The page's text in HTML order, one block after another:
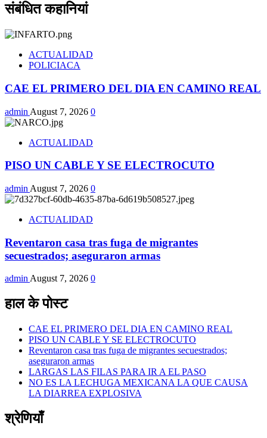
संबंधित कहानियां
ACTUALIDAD
POLICIACA
CAE EL PRIMERO DEL DIA EN CAMINO REAL
admin August 7, 2026 0
ACTUALIDAD
PISO UN CABLE Y SE ELECTROCUTO
admin August 7, 2026 0
ACTUALIDAD
Reventaron casa tras fuga de migrantes
secuestrados; aseguraron armas
adminAugust 7, 2026 0
हाल के पोस्ट
CAE EL PRIMERO DEL DIA EN CAMINO REAL
PISO UN CABLE Y SE ELECTROCUTO
Reventaron casa tras fuga de migrantes secuestrados;
aseguraron armas
LARGAS LAS FILAS PARA IR A EL PASO
NO ES LA LECHUGA MEXICANA LA QUE CAUSA
LA DIARREA EXPLOSIVA
श्रेणियाँ